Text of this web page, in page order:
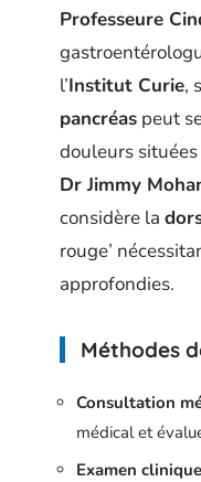
Professeure
l’Institut Curie,
pancréas peut
douleurs
Dr Jimmy
considère la
rouge’
approfondies.
Méthodes
Consultation
médical et
Examen clinique